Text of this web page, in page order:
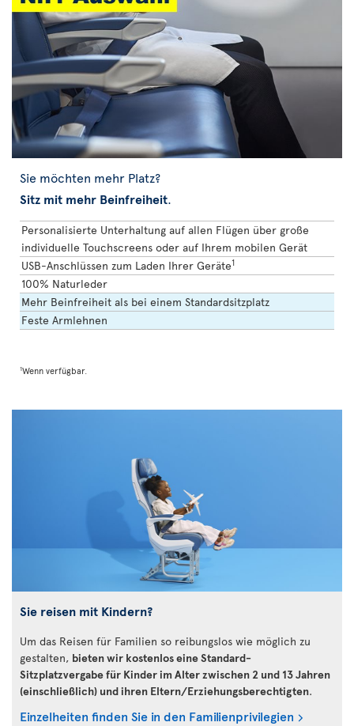
Sie möchten mehr Platz?
Sitz mit mehr Beinfreiheit.
Personalisierte Unterhaltung auf allen Flügen über große
individuelle Touchscreens oder auf Ihrem mobilen Gerät
USB-Anschlüssen zum Laden Ihrer Geräte1
100% Naturleder
Mehr Beinfreiheit als bei einem Standardsitzplatz
Feste Armlehnen
1Wenn verfügbar.
Sie reisen mit Kindern?
Um das Reisen für Familien so reibungslos wie möglich zu
gestalten, bieten wir kostenlos eine Standard-
Sitzplatzvergabe für Kinder im Alter zwischen 2 und 13 Jahren
(einschließlich) und ihren Eltern/Erziehungsberechtigten.
Einzelheiten finden Sie in den Familienprivilegien